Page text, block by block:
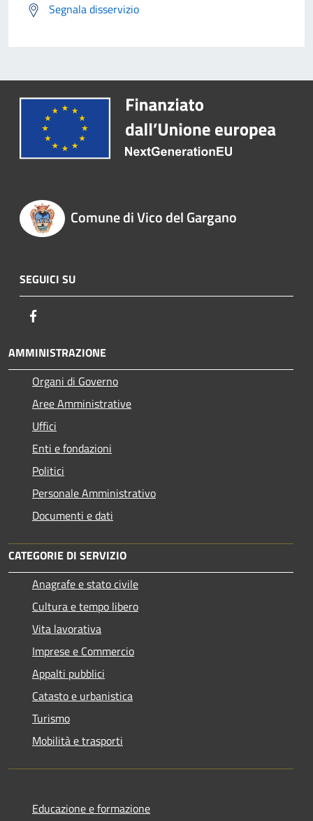
Segnala disservizio
Comune di Vico del Gargano
SEGUICI SU
AMMINISTRAZIONE
Organi di Governo
Aree Amministrative
Uffici
Enti e fondazioni
Politici
Personale Amministrativo
Documenti e dati
CATEGORIE DI SERVIZIO
Anagrafe e stato civile
Cultura e tempo libero
Vita lavorativa
Imprese e Commercio
Appalti pubblici
Catasto e urbanistica
Turismo
Mobilità e trasporti
Educazione e formazione